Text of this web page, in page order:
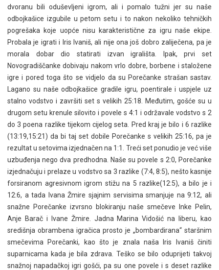
dvoranu bili oduševljeni igrom, ali i pomalo tužni jer su naše
odbojkašice izgubile u petom setu i to nakon nekoliko tehničkih
pogrešaka koje uopće nisu karakteristične za igru naše ekipe.
Probala je igrati i Iris Ivaniš, ali nije ona još dobro zaliječena, pa je
morala dobar dio statirati izvan igrališta. Ipak, prvi set
Novogradiščanke dobivaju nakom vrlo dobre, borbene i staložene
igre i pored toga što se vidjelo da su Porečanke strašan sastav.
Lagano su naše odbojkašice gradile igru, poentirale i uspjele uz
stalno vodstvo i završiti set s velikih 25:18. Međutim, gošće su u
drugom setu krenule silovito i povele s 4:1 i održavale vodstvo s 2
do 3 poena razlike tijekom cijelog seta. Pred kraj je bilo i 6 razlike
(13:19,15:21) da bi taj set dobile Porečanke s velikih 25:16, pa je
rezultat u setovima izjednačen na 1:1. Treći set ponudio je već više
uzbuđenja nego dva predhodna. Naše su povele s 2:0, Porečanke
izjednačuju i prelaze u vodstvo sa 3 razlike (7:4, 8:5), nešto kasnije
forsiranom agresivnom igrom stižu na 5 razlike(12:5), a bilo je i
12:6, a tada Ivana Žmire sjajnim servisima smanjuje na 9:12, ali
snažne Porečanke izvrsno blokiranju naše smečeve Inke Pelin,
Anje Barač i Ivane Žmire. Jadna Marina Vidošić na liberu, kao
središnja obrambena igračica prosto je „bombardirana“ staršnim
smečevima Porečanki, kao što je znala naša Iris Ivaniš činiti
suparnicama kada je bila zdrava. Teško se bilo oduprijeti takvoj
snažnoj napadačkoj igri gošći, pa su one povele i s deset razlike